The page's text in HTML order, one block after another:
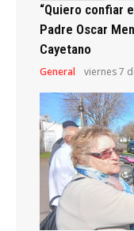
“Quiero confiar
Padre Oscar
Cayetano
General viernes 7